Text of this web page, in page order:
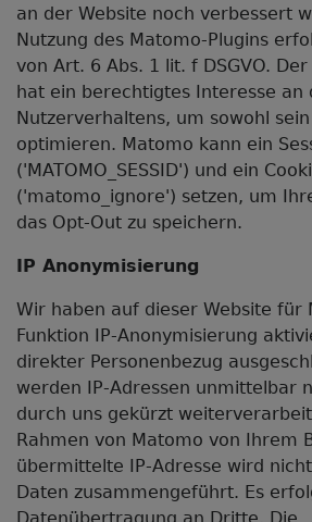
an der Website noch verbessert
Nutzung des Matomo-Plugins
von Art. 6 Abs. 1 lit. f DSGVO.
hat ein berechtigtes Interesse an
Nutzerverhaltens, um sowohl
optimieren. Matomo kann ein
('MATOMO_SESSID') und ein
('matomo_ignore') setzen, um
das Opt-Out zu speichern.
IP Anonymisierung
Wir haben auf dieser Website für
Funktion IP-Anonymisierung
direkter Personenbezug
werden IP-Adressen unmittelbar
durch uns gekürzt
Rahmen von Matomo von Ihrem
übermittelte IP-Adresse wird
Daten zusammengeführt. Es